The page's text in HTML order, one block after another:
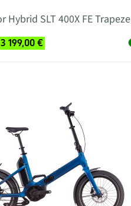
Hybrid SLT 400X FE Trapeze
3 199,00 €